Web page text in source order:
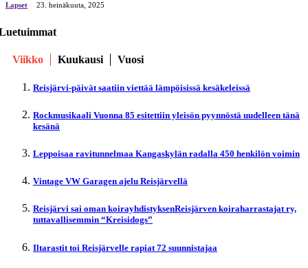
Lapset 23. heinäkuuta, 2025
Viikko Kuukausi Vuosi
Reisjärvi-päivät saatiin viettää lämpöisissä kesäkeleissä
Rockmusikaali Vuonna 85 esitettiin yleisön pyynnöstä uudelleen tänä
kesänä
Leppoisaa ravitunnelmaa Kangaskylän radalla 450 henkilön voimin
Vintage VW Garagen ajelu Reisjärvellä
Reisjärvi sai oman koirayhdistyksenReisjärven koiraharrastajat ry,
tuttavallisemmin “Kreisidogs”
Iltarastit toi Reisjärvelle rapiat 72 suunnistajaa